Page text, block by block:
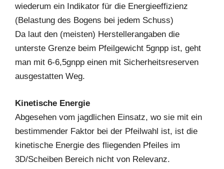
wiederum ein Indikator für die Energieeffizienz
(Belastung des Bogens bei jedem Schuss)
Da laut den (meisten) Herstellerangaben die
unterste Grenze beim Pfeilgewicht 5gnpp ist, geht
man mit 6-6,5gnpp einen mit Sicherheitsreserven
ausgestatten Weg.
Kinetische Energie
Abgesehen vom jagdlichen Einsatz, wo sie mit ein
bestimmender Faktor bei der Pfeilwahl ist, ist die
kinetische Energie des fliegenden Pfeiles im
3D/Scheiben Bereich nicht von Relevanz.